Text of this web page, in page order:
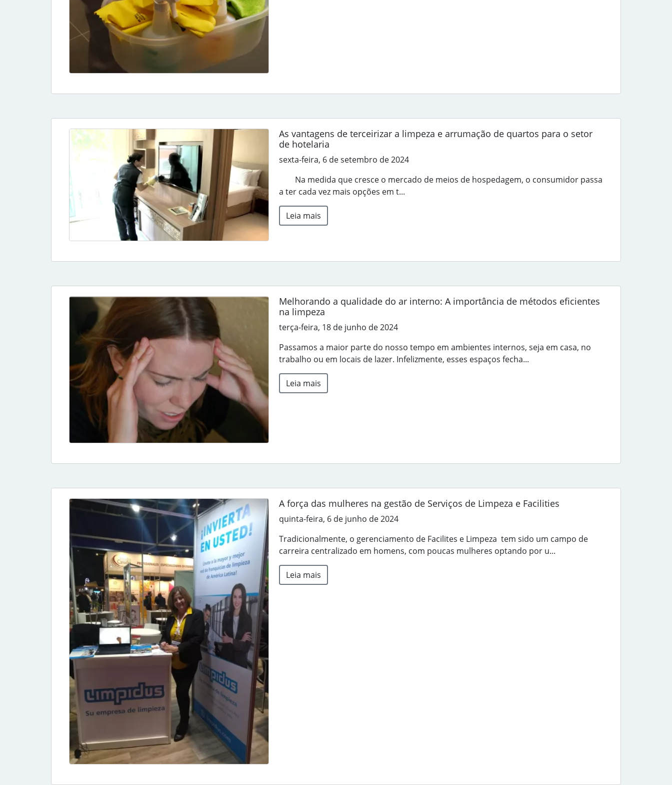
As vantagens de terceirizar a limpeza e arrumação de quartos para o setor
de hotelaria
sexta-feira, 6 de setembro de 2024
Na medida que cresce o mercado de meios de hospedagem, o consumidor passa
a ter cada vez mais opções em t...
Leia mais
Melhorando a qualidade do ar interno: A importância de métodos eficientes
na limpeza
terça-feira, 18 de junho de 2024
Passamos a maior parte do nosso tempo em ambientes internos, seja em casa, no
trabalho ou em locais de lazer. Infelizmente, esses espaços fecha...
Leia mais
A força das mulheres na gestão de Serviços de Limpeza e Facilities
quinta-feira, 6 de junho de 2024
Tradicionalmente, o gerenciamento de Facilites e Limpeza tem sido um campo de
carreira centralizado em homens, com poucas mulheres optando por u...
Leia mais